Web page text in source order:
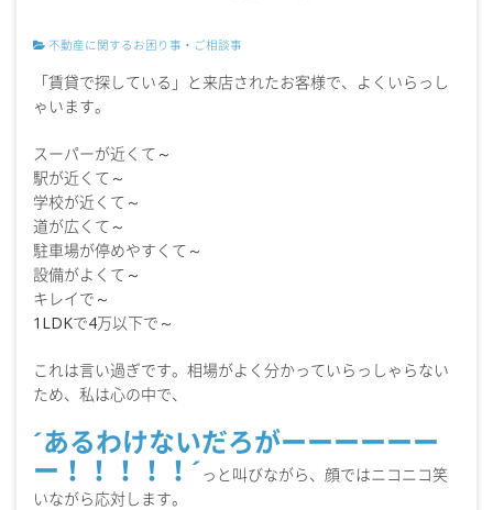
不動産に関するお困り事・ご相談事
「賃貸で探している」と来店されたお客様で、よくいらっし
ゃいます。
スーパーが近くて～
駅が近くて～
学校が近くて～
道が広くて～
駐車場が停めやすくて～
設備がよくて～
キレイで～
1LDKで4万以下で～
これは言い過ぎです。相場がよく分かっていらっしゃらない
ため、私は心の中で、
´あるわけないだろがーーーーーー
ー！！！！！´っと叫びながら、顔ではニコニコ笑
いながら応対します。